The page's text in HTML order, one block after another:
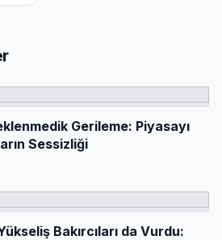
Gerileme: Piyasayı
Sessizliği
Bakırcıları da Vurdu: